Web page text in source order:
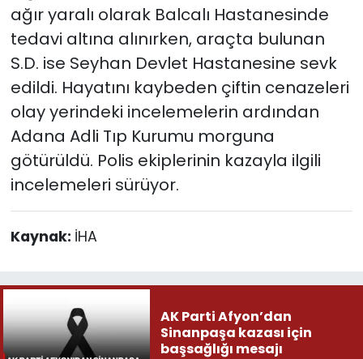
ağır yaralı olarak Balcalı Hastanesinde
tedavi altına alınırken, araçta bulunan
S.D. ise Seyhan Devlet Hastanesine sevk
edildi. Hayatını kaybeden çiftin cenazeleri
olay yerindeki incelemelerin ardından
Adana Adli Tıp Kurumu morguna
götürüldü. Polis ekiplerinin kazayla ilgili
incelemeleri sürüyor.
Kaynak: İHA
AK Parti Afyon’dan
Sinanpaşa kazası için
başsağlığı mesajı